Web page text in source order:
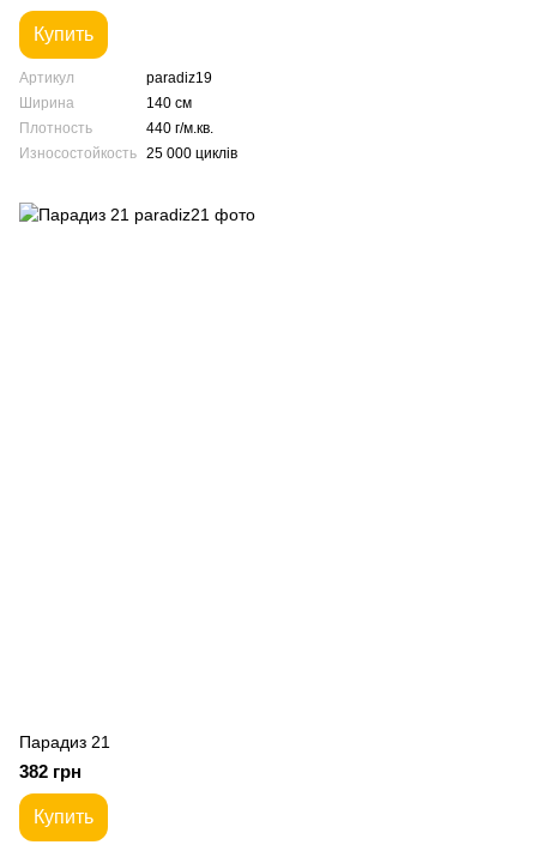
Купить
Артикул
paradiz19
Ширина
140 см
Плотность
440 г/м.кв.
Износостойкость 25 000 циклів
Парадиз 21
382 грн
Купить